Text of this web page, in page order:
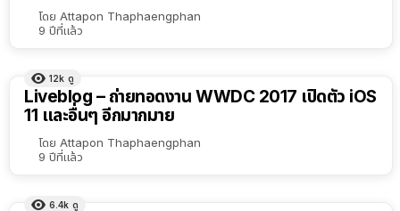
ตามโดย Attapon Thaphaengphan
9 ปีที่แล้ว
12k ดู
Liveblog – ถ่ายทอดงาน WWDC 2017 เปิดตัว iOS
11 และอื่นๆ อีกมากมาย
โดย Attapon Thaphaengphan
9 ปีที่แล้ว
6.4k ดู